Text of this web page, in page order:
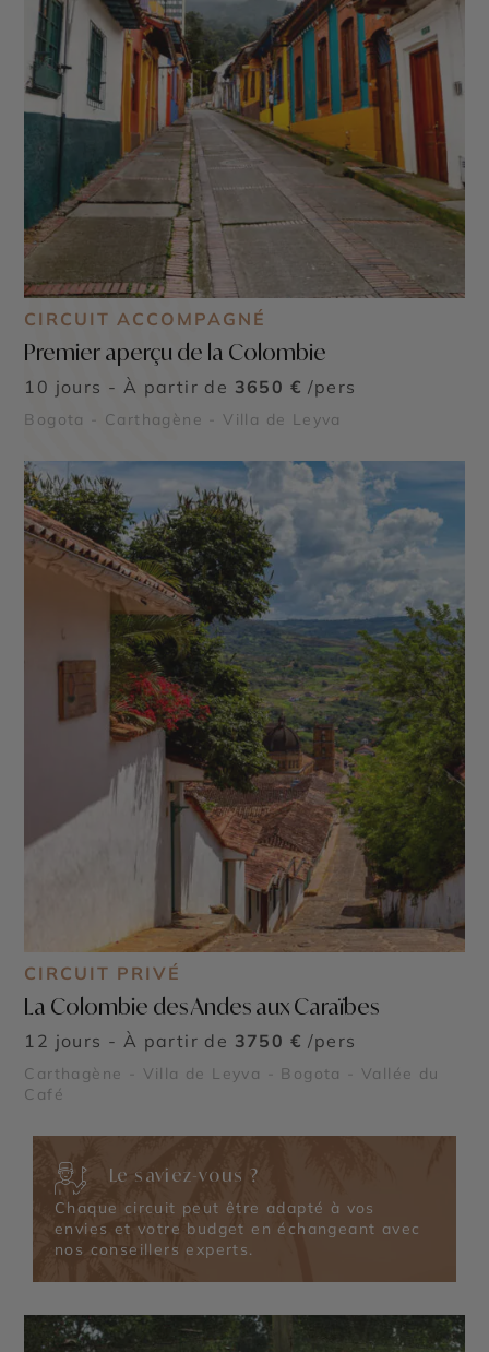
CIRCUIT ACCOMPAGNÉ
Premier aperçu de la Colombie
10 jours - À partir de 3650 € /pers
Bogota - Carthagène - Villa de Leyva
CIRCUIT PRIVÉ
La Colombie des Andes aux Caraïbes
12 jours - À partir de 3750 € /pers
Carthagène - Villa de Leyva - Bogota - Vallée du
Café
Le saviez-vous ?
Chaque circuit peut être adapté à vos
envies et votre budget en échangeant avec
nos conseillers experts.